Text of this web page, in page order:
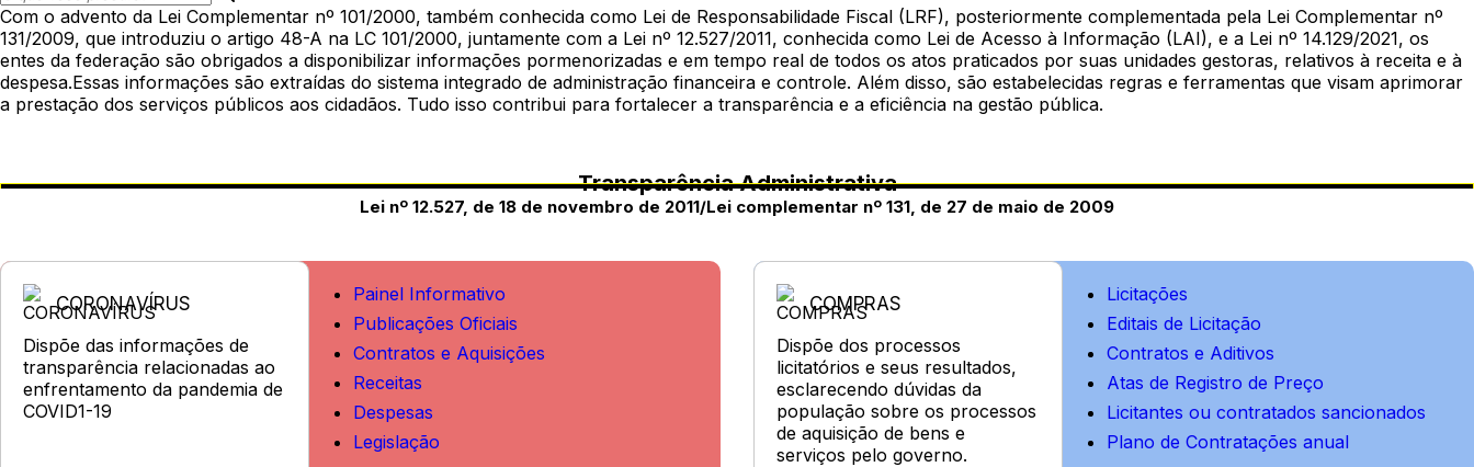
Com o advento da Lei Complementar nº 101/2000, também conhecida como Lei de Responsabilidade Fiscal (LRF), posteriormente complementada pela Lei Complementar nº
131/2009, que introduziu o artigo 48-A na LC 101/2000, juntamente com a Lei nº 12.527/2011, conhecida como Lei de Acesso à Informação (LAI), e a Lei nº 14.129/2021, os
entes da federação são obrigados a disponibilizar informações pormenorizadas e em tempo real de todos os atos praticados por suas unidades gestoras, relativos à receita e à
despesa.Essas informações são extraídas do sistema integrado de administração financeira e controle. Além disso, são estabelecidas regras e ferramentas que visam aprimorar
a prestação dos serviços públicos aos cidadãos. Tudo isso contribui para fortalecer a transparência e a eficiência na gestão pública.
Transparência Administrativa
Lei nº 12.527, de 18 de novembro de 2011/Lei complementar nº 131, de 27 de maio de 2009
CORONAVÍRUS
Dispõe das informações de
transparência relacionadas ao
enfrentamento da pandemia de
COVID1-19
Painel Informativo
Publicações Oficiais
Contratos e Aquisições
Receitas
Despesas
Legislação
COMPRAS
Dispõe dos processos
licitatórios e seus resultados,
esclarecendo dúvidas da
população sobre os processos
de aquisição de bens e
serviços pelo governo.
Licitações
Editais de Licitação
Contratos e Aditivos
Atas de Registro de Preço
Licitantes ou contratados sancionados
Plano de Contratações anual